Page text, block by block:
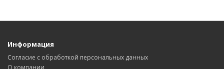
Информация
Согласие с обработкой персональных данных
О компании